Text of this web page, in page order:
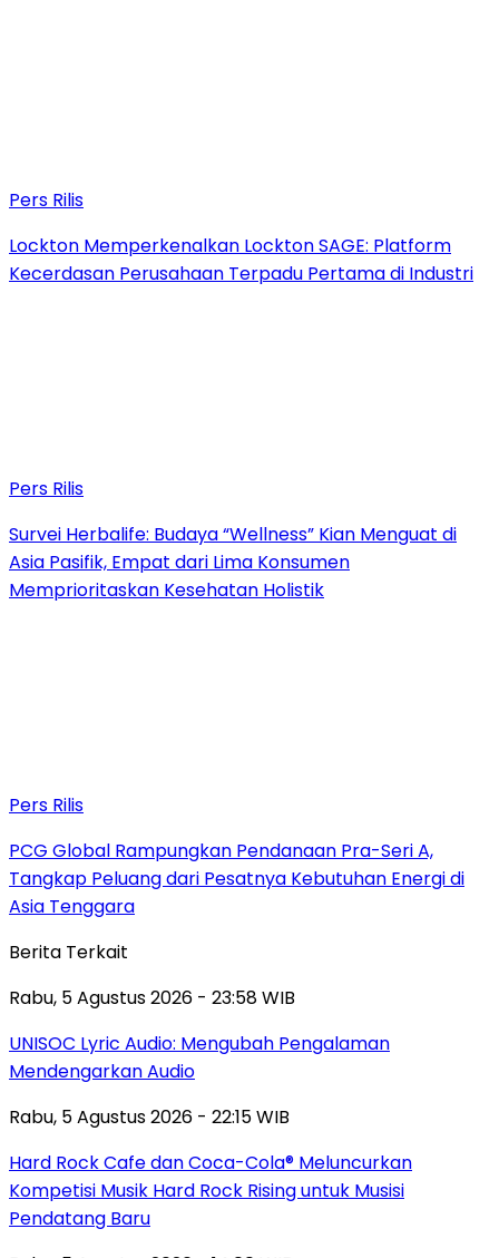
Pers Rilis
Lockton Memperkenalkan Lockton SAGE: Platform
Kecerdasan Perusahaan Terpadu Pertama di Industri
Pers Rilis
Survei Herbalife: Budaya “Wellness” Kian Menguat di
Asia Pasifik, Empat dari Lima Konsumen
Memprioritaskan Kesehatan Holistik
Pers Rilis
PCG Global Rampungkan Pendanaan Pra-Seri A,
Tangkap Peluang dari Pesatnya Kebutuhan Energi di
Asia Tenggara
Berita Terkait
Rabu, 5 Agustus 2026 - 23:58 WIB
UNISOC Lyric Audio: Mengubah Pengalaman
Mendengarkan Audio
Rabu, 5 Agustus 2026 - 22:15 WIB
Hard Rock Cafe dan Coca-Cola® Meluncurkan
Kompetisi Musik Hard Rock Rising untuk Musisi
Pendatang Baru